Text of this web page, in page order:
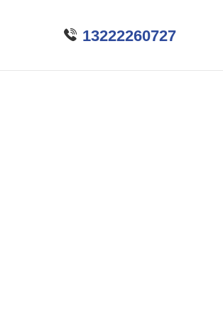
 13222260727